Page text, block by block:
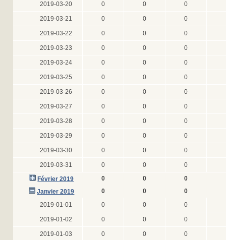
2019-03-20 0 0 0
2019-03-21 0 0 0
2019-03-22 0 0 0
2019-03-23 0 0 0
2019-03-24 0 0 0
2019-03-25 0 0 0
2019-03-26 0 0 0
2019-03-27 0 0 0
2019-03-28 0 0 0
2019-03-29 0 0 0
2019-03-30 0 0 0
2019-03-31 0 0
0
Février 2019
0 0
0
Janvier 2019
0 0
0
2019-01-01
0 0 0
2019-01-02 0 0 0
2019-01-03 0 0 0